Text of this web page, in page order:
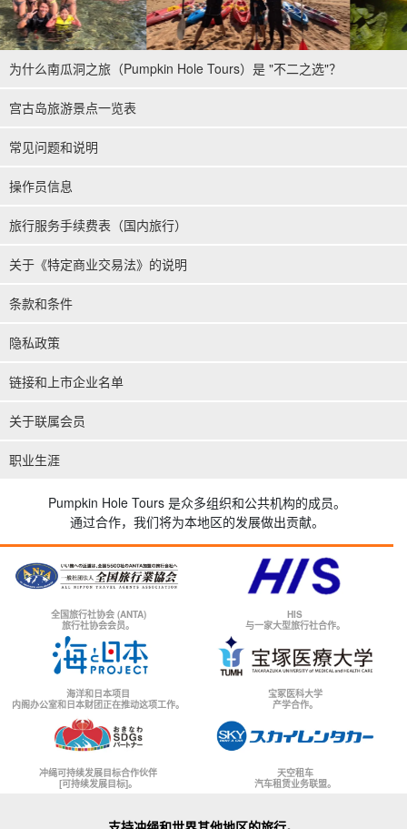
为什么南瓜洞之旅（Pumpkin Hole Tours）是 "不二之选"？
宫古岛旅游景点一览表
常见问题和说明
操作员信息
旅行服务手续费表（国内旅行）
关于《特定商业交易法》的说明
条款和条件
隐私政策
链接和上市企业名单
关于联属会员
职业生涯
Pumpkin Hole Tours 是众多组织和公共机构的成员。
通过合作，我们将为本地区的发展做出贡献。
全国旅行社协会 (ANTA)
旅行社协会会员。
HIS
与一家大型旅行社合作。
海洋和日本项目
内阁办公室和日本财团正在推动这项工作。
宝冢医科大学
产学合作。
冲绳可持续发展目标合作伙伴
[可持续发展目标]。
天空租车
汽车租赁业务联盟。